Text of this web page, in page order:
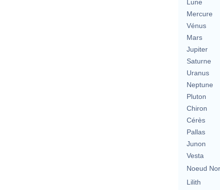
Lune
Mercure
Vénus
Mars
Jupiter
Saturne
Uranus
Neptune
Pluton
Chiron
Cérès
Pallas
Junon
Vesta
Noeud
Lilith